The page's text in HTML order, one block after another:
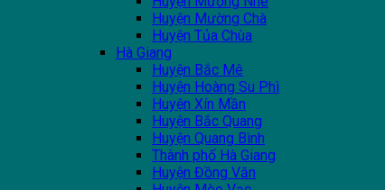
Huyện Mường Chà
Huyện Tủa Chùa
Hà Giang
Huyện Bắc Mê
Huyện Hoàng Su Phì
Huyện Xín Mần
Huyện Bắc Quang
Huyện Quang Bình
Thành phố Hà Giang
Huyện Đồng Văn